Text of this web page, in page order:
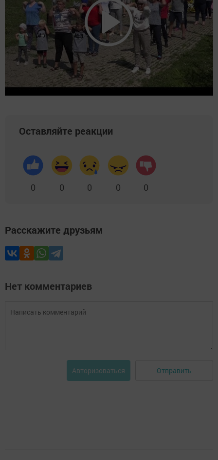
Оставляйте реакции
0 0 0 0 0
Расскажите друзьям
Нет комментариев
Авторизоваться Отправить